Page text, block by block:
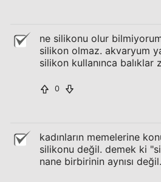
ne silikonu olur
silikon olmaz. akvaryum
silikon kullanınca balıklar
0
kadınların memelerine
silikonu değil. demek ki
nane birbirinin aynısı değil.